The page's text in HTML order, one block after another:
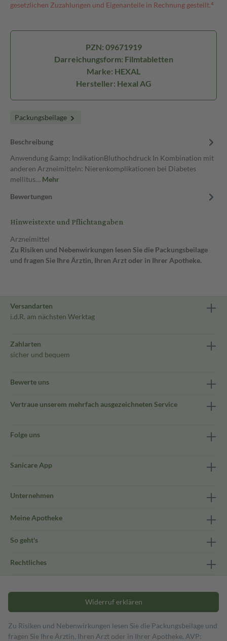
gesetzlichen Zuzahlungen und Eigenanteile in Rechnung gestellt.⁴
PZN: 09671919
Darreichungsform: Filmtabletten
Marke: HEXAL
Hersteller: Hexal AG
Packungsbeilage
Beschreibung
Anwendung &amp; IndikationBluthochdruck In Kombination mit
anderen Arzneimitteln: Nierenkomplikationen bei Diabetes
mellitus… Mehr
Bewertungen
Hinweistexte und Pflichtangaben
Arzneimittel
Zu Risiken und Nebenwirkungen lesen Sie die Packungsbeilage
und fragen Sie Ihre Ärztin, Ihren Arzt oder in Ihrer Apotheke.
Versandarten
i.d.R. am nächsten Werktag
Zahlarten
sicher und bequem
Bewerte uns
Vertraue unserem mehrfach ausgezeichneten Service
Folge uns
Sanicare App
Unternehmen
Meine Apotheke
So geht's
Rechtliches
Widerruf erklären
Zu Risiken und Nebenwirkungen lesen Sie die Packungsbeilage und
fragen Sie Ihre Ärztin, Ihren Arzt oder in Ihrer Apotheke. AVP: